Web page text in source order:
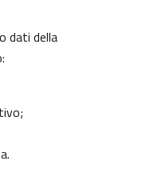
dati della